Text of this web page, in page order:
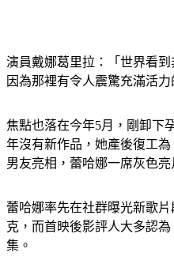
演員戴娜葛里拉：「世界看
因為那裡有令人震驚充滿活
焦點也落在今年5月，剛卸下
年沒有新作品，她產後復工
男友亮相，蕾哈娜一席灰色亮
蕾哈娜率先在社群曝光新歌
克，而首映後影評人大多認
集。